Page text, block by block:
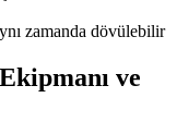
zamanda dövülebilir
ve